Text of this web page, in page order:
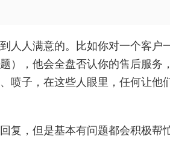
人人满意的。比如你对一个客户
），他会全盘否认你的售后服务
喷子，在这些人眼里，任何让他
复，但是基本有问题都会积极帮